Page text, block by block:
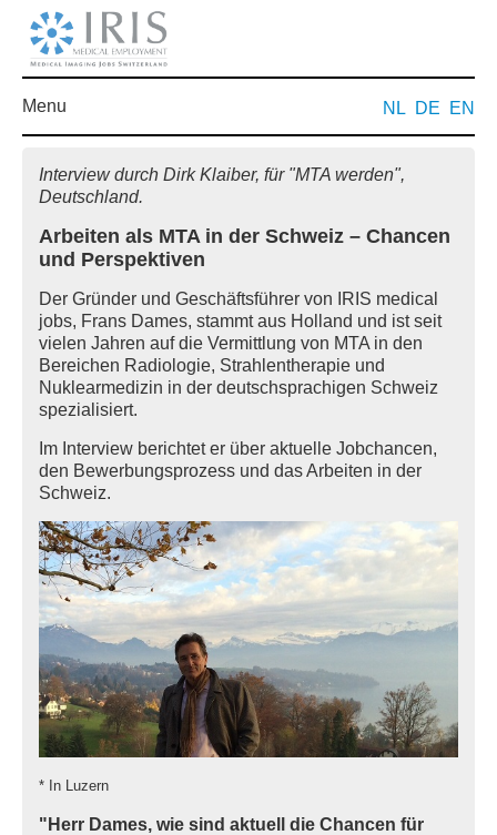
Menu NL DE EN
Interview durch Dirk Klaiber, für "MTA werden",
Deutschland.
Arbeiten als MTA in der Schweiz – Chancen
und Perspektiven
Der Gründer und Geschäftsführer von IRIS medical
jobs, Frans Dames, stammt aus Holland und ist seit
vielen Jahren auf die Vermittlung von MTA in den
Bereichen Radiologie, Strahlentherapie und
Nuklearmedizin in der deutschsprachigen Schweiz
spezialisiert.
Im Interview berichtet er über aktuelle Jobchancen,
den Bewerbungsprozess und das Arbeiten in der
Schweiz.
* In Luzern
"Herr Dames, wie sind aktuell die Chancen für